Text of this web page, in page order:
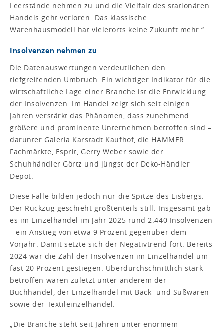
Leerstände nehmen zu und die Vielfalt des stationären
Handels geht verloren. Das klassische
Warenhausmodell hat vielerorts keine Zukunft mehr.“
Insolvenzen nehmen zu
Die Datenauswertungen verdeutlichen den
tiefgreifenden Umbruch. Ein wichtiger Indikator für die
wirtschaftliche Lage einer Branche ist die Entwicklung
der Insolvenzen. Im Handel zeigt sich seit einigen
Jahren verstärkt das Phänomen, dass zunehmend
größere und prominente Unternehmen betroffen sind –
darunter Galeria Karstadt Kaufhof, die HAMMER
Fachmärkte, Esprit, Gerry Weber sowie der
Schuhhändler Görtz und jüngst der Deko-Händler
Depot.
Diese Fälle bilden jedoch nur die Spitze des Eisbergs.
Der Rückzug geschieht größtenteils still. Insgesamt gab
es im Einzelhandel im Jahr 2025 rund 2.440 Insolvenzen
– ein Anstieg von etwa 9 Prozent gegenüber dem
Vorjahr. Damit setzte sich der Negativtrend fort. Bereits
2024 war die Zahl der Insolvenzen im Einzelhandel um
fast 20 Prozent gestiegen. Überdurchschnittlich stark
betroffen waren zuletzt unter anderem der
Buchhandel, der Einzelhandel mit Back- und Süßwaren
sowie der Textileinzelhandel.
„Die Branche steht seit Jahren unter enormem